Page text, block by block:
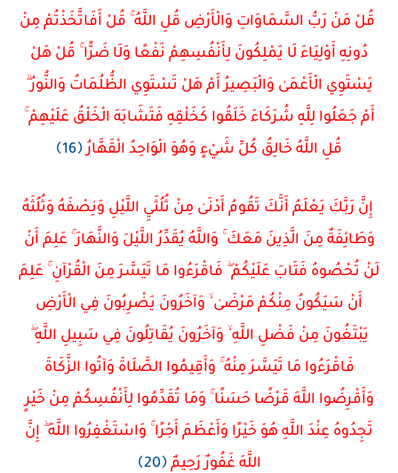
قُلْ مَنْ رَبُّ السَّمَاوَاتِ وَالْأَرْضِ قُلِ اللَّهُ ۚ قُلْ أَفَاتَّخَذْتُمْ مِنْ
دُونِهِ أَوْلِيَاءَ لَا يَمْلِكُونَ لِأَنْفُسِهِمْ نَفْعًا وَلَا ضَرًّا ۚ قُلْ هَلْ
يَسْتَوِي الْأَعْمَىٰ وَالْبَصِيرُ أَمْ هَلْ تَسْتَوِي الظُّلُمَاتُ وَالنُّورُ ۗ
أَمْ جَعَلُوا لِلَّهِ شُرَكَاءَ خَلَقُوا كَخَلْقِهِ فَتَشَابَهَ الْخَلْقُ عَلَيْهِمْ ۚ
قُلِ اللَّهُ خَالِقُ كُلِّ شَيْءٍ وَهُوَ الْوَاحِدُ الْقَهَّارُ ﴿16﴾
إِنَّ رَبَّكَ يَعْلَمُ أَنَّكَ تَقُومُ أَدْنَىٰ مِنْ ثُلُثَيِ اللَّيْلِ وَنِصْفَهُ وَثُلُثَهُ
وَطَائِفَةٌ مِنَ الَّذِينَ مَعَكَ ۚ وَاللَّهُ يُقَدِّرُ اللَّيْلَ وَالنَّهَارَ ۚ عَلِمَ أَنْ
لَنْ تُحْصُوهُ فَتَابَ عَلَيْكُمْ ۖ فَاقْرَءُوا مَا تَيَسَّرَ مِنَ الْقُرْآنِ ۚ عَلِمَ
أَنْ سَيَكُونُ مِنْكُمْ مَرْضَىٰ ۙ وَآخَرُونَ يَضْرِبُونَ فِي الْأَرْضِ
يَبْتَغُونَ مِنْ فَضْلِ اللَّهِ ۙ وَآخَرُونَ يُقَاتِلُونَ فِي سَبِيلِ اللَّهِ ۖ
فَاقْرَءُوا مَا تَيَسَّرَ مِنْهُ ۚ وَأَقِيمُوا الصَّلَاةَ وَآتُوا الزَّكَاةَ
وَأَقْرِضُوا اللَّهَ قَرْضًا حَسَنًا ۚ وَمَا تُقَدِّمُوا لِأَنْفُسِكُمْ مِنْ خَيْرٍ
تَجِدُوهُ عِنْدَ اللَّهِ هُوَ خَيْرًا وَأَعْظَمَ أَجْرًا ۚ وَاسْتَغْفِرُوا اللَّهَ ۖ إِنَّ
اللَّهَ غَفُورٌ رَحِيمٌ﴿20﴾